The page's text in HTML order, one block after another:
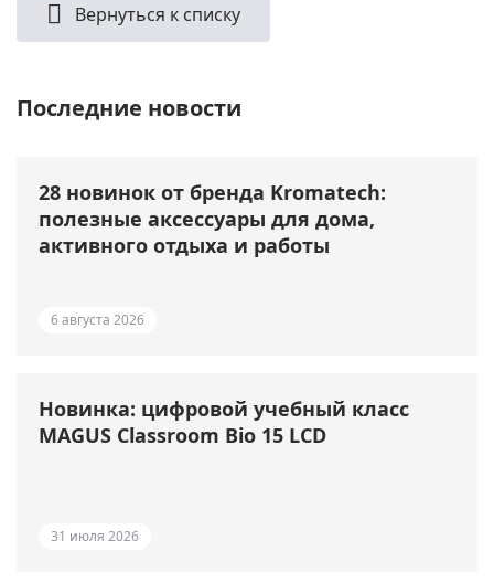
Вернуться к списку
Последние новости
28 новинок от бренда Kromatech:
полезные аксессуары для дома,
активного отдыха и работы
6 августа 2026
Новинка: цифровой учебный класс
MAGUS Classroom Bio 15 LCD
31 июля 2026